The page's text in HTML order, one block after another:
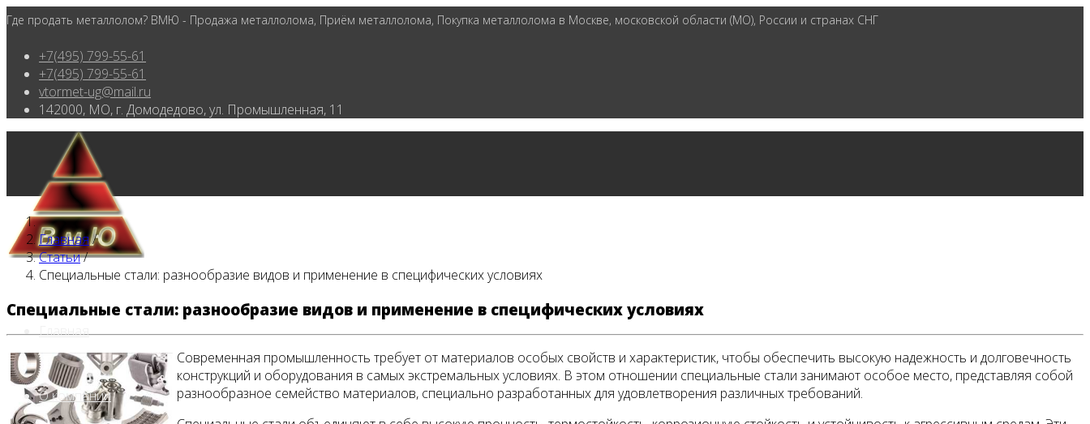
Где продать металлолом? ВМЮ - Продажа металлолома, Приём металлолома, Покупка металлолома в Москве, московской области (МО), России и странах СНГ
+7(495) 799-55-61
+7(495) 799-55-61
vtormet-ug@mail.ru
142000, МО, г. Домодедово, ул. Промышленная, 11
Главная
О компании
Главная/
Статьи/
Специальные стали: разнообразие видов и применение в специфических условиях
Специальные стали: разнообразие видов и применение в специфических условиях
Современная промышленность требует от материалов особых свойств и характеристик, чтобы обеспечить высокую надежность и долговечность
конструкций и оборудования в самых экстремальных условиях. В этом отношении специальные стали занимают особое место, представляя собой
разнообразное семейство материалов, специально разработанных для удовлетворения различных требований.